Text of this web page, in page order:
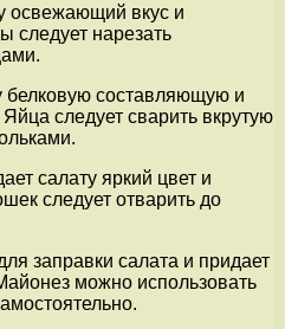
освежающий вкус и
следует нарезать
составляющую и
следует сварить вкрутую
салату яркий цвет и
следует отварить до
заправки салата и придает
можно использовать